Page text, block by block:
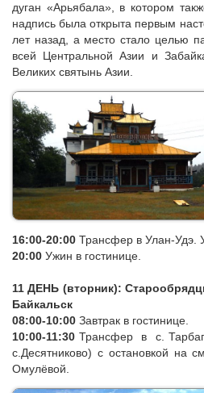
13:00-14:00Обед в одном из кафе
14:00-16:00 Выезд в
Монголией поселке Мурочи
скалы в местности Ранжун,
молитвенная надпись «Ом
дуган «Арьябала», в котором
надпись была открыта первым
лет назад, а место стало целью
всей Центральной Азии и
Великих святынь Азии.
16:00-20:00